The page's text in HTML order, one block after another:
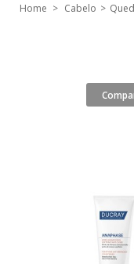
Home > Cabelo >